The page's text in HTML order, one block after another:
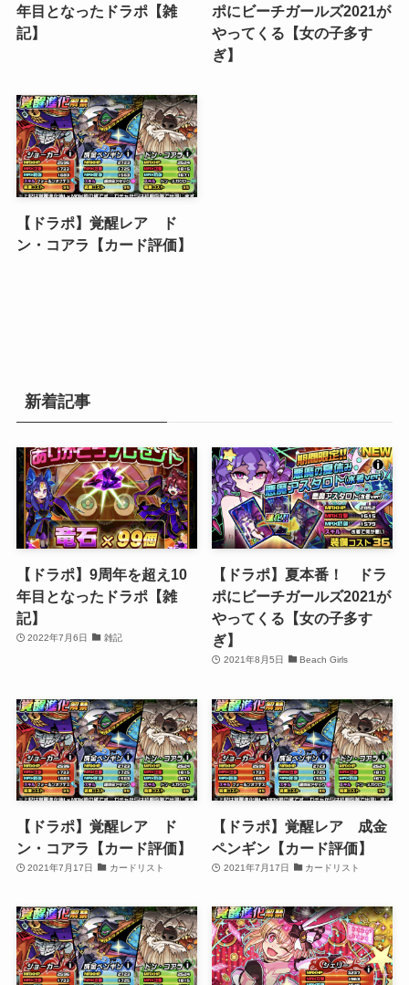
年目となったドラポ【雑
記】
ポにビーチガールズ2021が
やってくる【女の子多す
ぎ】
【ドラポ】覚醒レア ド
ン・コアラ【カード評価】
新着記事
【ドラポ】9周年を超え10
年目となったドラポ【雑
記】
2022年7月6日 雑記
【ドラポ】夏本番！ ドラ
ポにビーチガールズ2021が
やってくる【女の子多す
ぎ】
2021年8月5日 Beach Girls
【ドラポ】覚醒レア ド
ン・コアラ【カード評価】
2021年7月17日 カードリスト
【ドラポ】覚醒レア 成金
ペンギン【カード評価】
2021年7月17日 カードリスト